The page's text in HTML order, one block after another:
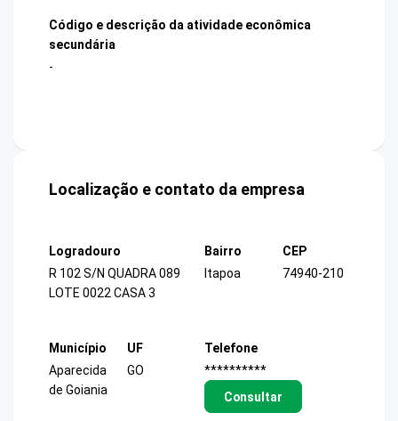
Código e descrição da atividade econômica
secundária
-
Localização e contato da empresa
Logradouro
R 102 S/N QUADRA 089
LOTE 0022 CASA 3
Bairro
Itapoa
CEP
74940-210
Município
Aparecida
de Goiania
UF
GO
Telefone
**********
Consultar